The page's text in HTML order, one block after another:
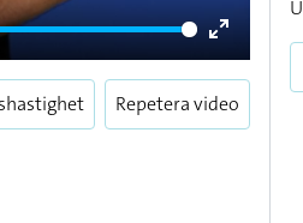
Enter
fullscreen
Repetera video